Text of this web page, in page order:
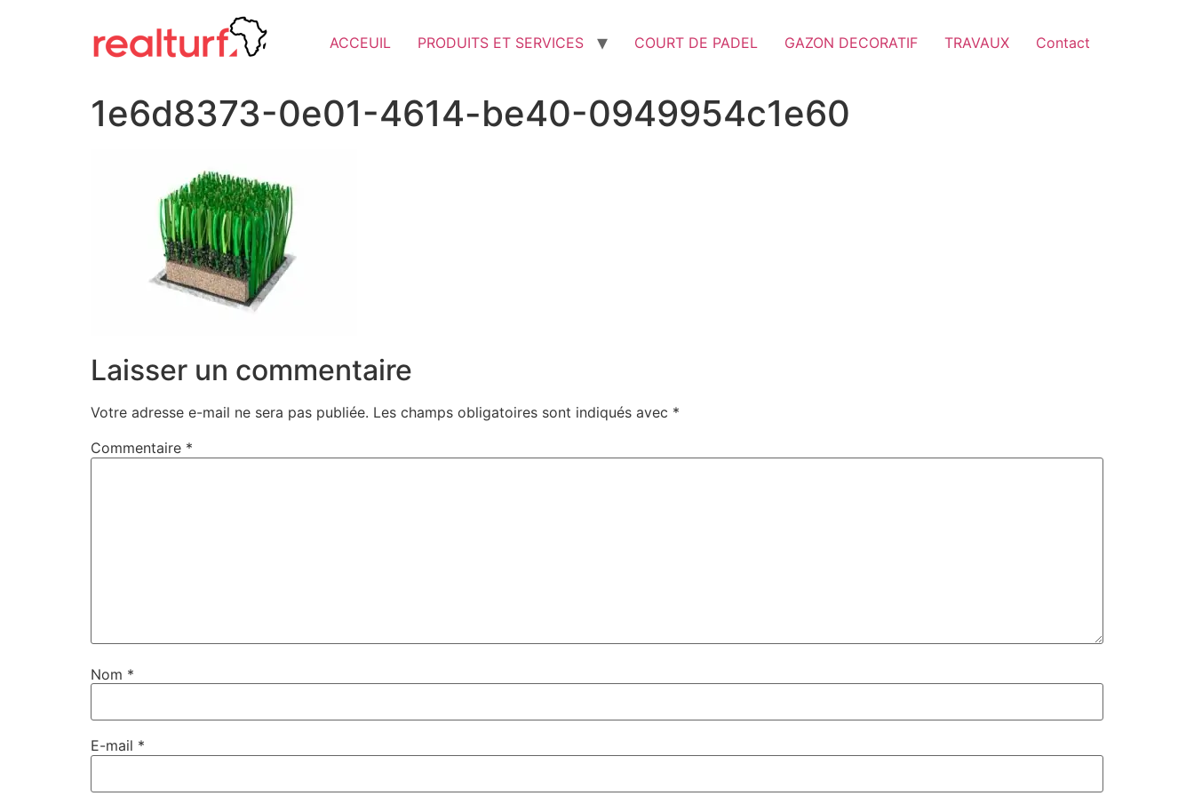
ACCEUIL PRODUITS ET SERVICES COURT DE PADEL GAZON DECORATIF TRAVAUX Contact
1e6d8373-0e01-4614-be40-0949954c1e60
Laisser un commentaire
Votre adresse e-mail ne sera pas publiée. Les champs obligatoires sont indiqués avec *
Commentaire *
Nom *
E-mail *